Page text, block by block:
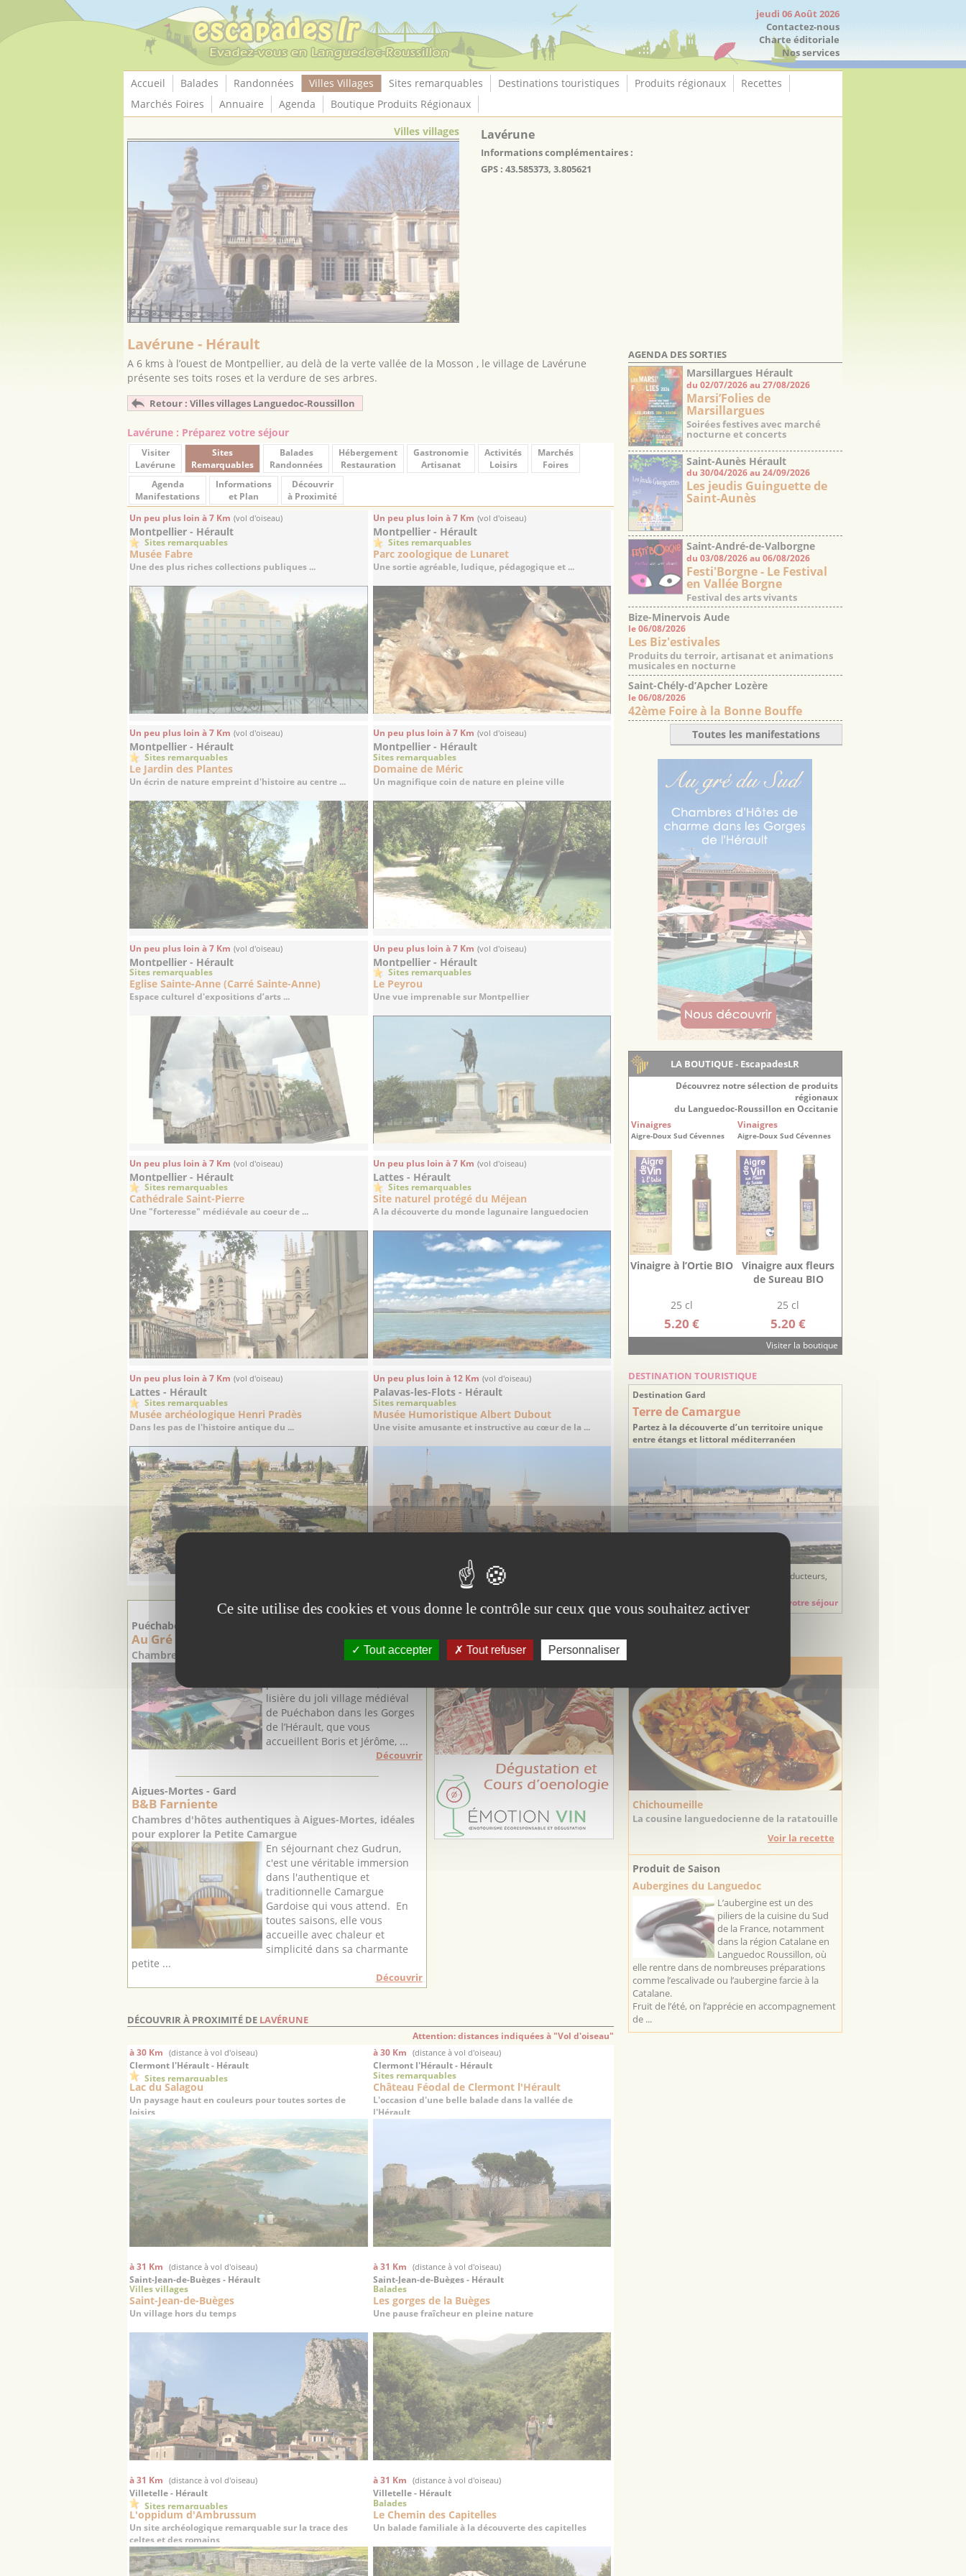
jeudi 06 Août 2026
Contactez-nous
Charte éditoriale
Nos services
Accueil Balades Randonnées Villes Villages Sites remarquables Destinations touristiques Produits régionaux
Recettes
Marchés Foires
Annuaire Agenda
Boutique Produits Régionaux
Villes villages
Lavérune
Informations complémentaires :
GPS : 43.585373, 3.805621
Lavérune - Hérault
A 6 kms à l’ouest de Montpellier, au delà de la verte vallée de la Mosson , le village de Lavérune
présente ses toits roses et la verdure de ses arbres.
Retour : Villes villages Languedoc-Roussillon
Lavérune : Préparez votre séjour
Visiter
Lavérune
Sites
Remarquables
Balades
Randonnées
Hébergement
Restauration
Gastronomie
Artisanat
Activités
Loisirs
Marchés
Foires
Agenda
Manifestations
Informations
et Plan
Découvrir
à Proximité
Un peu plus loin à 7 Km (vol d'oiseau)
Montpellier - Hérault
Sites remarquables
Musée Fabre
Une des plus riches collections publiques ...
Un peu plus loin à 7 Km (vol d'oiseau)
Montpellier - Hérault
Sites remarquables
Parc zoologique de Lunaret
Une sortie agréable, ludique, pédagogique et ...
Un peu plus loin à 7 Km (vol d'oiseau)
Montpellier - Hérault
Sites remarquables
Le Jardin des Plantes
Un écrin de nature empreint d'histoire au centre ...
Un peu plus loin à 7 Km (vol d'oiseau)
Montpellier - Hérault
Sites remarquables
Domaine de Méric
Un magnifique coin de nature en pleine ville
Un peu plus loin à 7 Km (vol d'oiseau)
Montpellier - Hérault
Sites remarquables
Eglise Sainte-Anne (Carré Sainte-Anne)
Espace culturel d'expositions d’arts ...
Un peu plus loin à 7 Km (vol d'oiseau)
Montpellier - Hérault
Sites remarquables
Le Peyrou
Une vue imprenable sur Montpellier
Un peu plus loin à 7 Km (vol d'oiseau)
Montpellier - Hérault
Sites remarquables
Cathédrale Saint-Pierre
Une "forteresse" médiévale au coeur de ...
Un peu plus loin à 7 Km (vol d'oiseau)
Lattes - Hérault
Sites remarquables
Site naturel protégé du Méjean
A la découverte du monde lagunaire languedocien
Un peu plus loin à 7 Km (vol d'oiseau)
Lattes - Hérault
Sites remarquables
Musée archéologique Henri Pradès
Dans les pas de l'histoire antique du ...
Un peu plus loin à 12 Km (vol d'oiseau)
Palavas-les-Flots - Hérault
Sites remarquables
Musée Humoristique Albert Dubout
Une visite amusante et instructive au cœur de la ...
PRODUCTEURS & ARTISANS
Puéchabon - Hérault
Au Gré du Sud
Chambres d'hôtes de charme dans les Gorges de l'Hérault
lisière du joli village médiéval
de Puéchabon dans les Gorges
de l’Hérault, que vous
accueillent Boris et Jérôme, ...
Découvrir
Aigues-Mortes - Gard
B&B Farniente
Chambres d'hôtes authentiques à Aigues-Mortes, idéales
pour explorer la Petite Camargue
En séjournant chez Gudrun,
c'est une véritable immersion
dans l'authentique et
traditionnelle Camargue
Gardoise qui vous attend. En
toutes saisons, elle vous
accueille avec chaleur et
simplicité dans sa charmante
petite ...
Découvrir
DÉCOUVRIR À PROXIMITÉ DE LAVÉRUNE
Attention: distances indiquées à "Vol d'oiseau"
à 30 Km
(distance à vol d'oiseau)
Clermont l'Hérault - Hérault
Sites remarquables
Lac du Salagou
Un paysage haut en couleurs pour toutes sortes de
loisirs
à 30 Km (distance à vol d'oiseau)
Clermont l'Hérault - Hérault
Sites remarquables
Château Féodal de Clermont l'Hérault
L'occasion d'une belle balade dans la vallée de
l'Hérault
à 31 Km (distance à vol d'oiseau)
Saint-Jean-de-Buèges - Hérault
Villes villages
Saint-Jean-de-Buèges
Un village hors du temps
à 31 Km (distance à vol d'oiseau)
Saint-Jean-de-Buèges - Hérault
Balades
Les gorges de la Buèges
Une pause fraîcheur en pleine nature
à 31 Km (distance à vol d'oiseau)
Villetelle - Hérault
Sites remarquables
L'oppidum d'Ambrussum
Un site archéologique remarquable sur la trace des
celtes et des romains
à 31 Km (distance à vol d'oiseau)
Villetelle - Hérault
Balades
Le Chemin des Capitelles
Un balade familiale à la découverte des capitelles
AGENDA DES SORTIES
Marsillargues Hérault
du 02/07/2026 au 27/08/2026
Marsi’Folies de
Marsillargues
Soirées festives avec marché
nocturne et concerts
Saint-Aunès Hérault
du 30/04/2026 au 24/09/2026
Les jeudis Guinguette de
Saint-Aunès
Saint-André-de-Valborgne
Gard
du 03/08/2026 au 06/08/2026
Festi'Borgne - Le Festival
en Vallée Borgne
Festival des arts vivants
Bize-Minervois Aude
le 06/08/2026
Les Biz'estivales
Produits du terroir, artisanat et animations
musicales en nocturne
Saint-Chély-d’Apcher Lozère
le 06/08/2026
42ème Foire à la Bonne Bouffe
Toutes les manifestations
LA BOUTIQUE - EscapadesLR
Découvrez notre sélection de produits
régionaux
du Languedoc-Roussillon en Occitanie
Vinaigres
Aigre-Doux Sud Cévennes
Vinaigre à l’Ortie BIO
25 cl
5.20 €
Vinaigres
Aigre-Doux Sud Cévennes
Vinaigre aux fleurs
de Sureau BIO
25 cl
5.20 €
Visiter la boutique
DESTINATION TOURISTIQUE
Destination Gard
Terre de Camargue
Partez à la découverte d’un territoire unique
entre étangs et littoral méditerranéen
Idées sorties, balades, randonnées, producteurs,
Préparez votre séjour
Chichoumeille
La cousine languedocienne de la ratatouille
Voir la recette
Produit de Saison
Aubergines du Languedoc
L’aubergine est un des
piliers de la cuisine du Sud
de la France, notamment
dans la région Catalane en
Languedoc Roussillon, où
elle rentre dans de nombreuses préparations
comme l’escalivade ou l’aubergine farcie à la
Catalane.
Fruit de l’été, on l’apprécie en accompagnement
de ...
Panneau de gestion des cookies
Ce site utilise des cookies et vous donne le contrôle sur ceux que vous souhaitez activer
Tout accepter Tout refuser Personnaliser